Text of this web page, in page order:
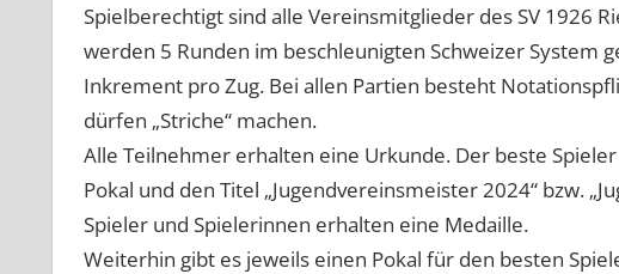
Spielberechtigt sind alle Vereinsmitglieder des SV 1926
werden 5 Runden im beschleunigten Schweizer System
Inkrement pro Zug. Bei allen Partien besteht
dürfen „Striche“ machen.
Alle Teilnehmer erhalten eine Urkunde. Der beste
Pokal und den Titel „Jugendvereinsmeister 2024“ bzw.
Spieler und Spielerinnen erhalten eine Medaille.
Weiterhin gibt es jeweils einen Pokal für den besten